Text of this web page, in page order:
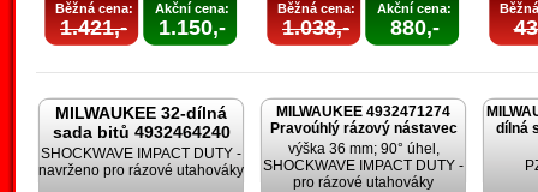
Běžná cena:
1.421,-
Akční cena:
1.150,-
Běžná cena:
1.038,-
Akční cena:
880,-
MILWAUKEE 32-dílná
sada bitů 4932464240
SHOCKWAVE IMPACT DUTY -
navrženo pro rázové utahováky
MILWAUKEE 4932471274
Pravoúhlý rázový nástavec
výška 36 mm; 90° úhel,
SHOCKWAVE IMPACT DUTY -
pro rázové utahováky
dílná